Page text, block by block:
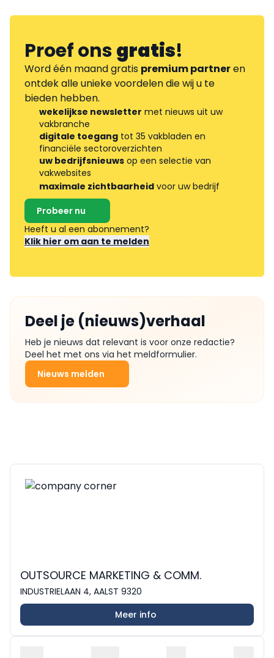
Proef onsgratis!
Word één maand gratis premium partneren
ontdek alle unieke voordelen die wij u te
bieden hebben.
wekelijkse newsletter met nieuws uit uw
vakbranche
digitale toegang tot 35 vakbladen en
financiële sectoroverzichten
uw bedrijfsnieuws op een selectie van
vakwebsites
maximale zichtbaarheid voor uw bedrijf
Probeer nu
Heeft u al een abonnement?
Klik hier om aan te melden
Deel je (nieuws)verhaal
Heb je nieuws dat relevant is voor onze redactie?
Deel het met ons via het meldformulier.
Nieuws melden
OUTSOURCE MARKETING & COMM.
INDUSTRIELAAN 4, AALST 9320
Meer info